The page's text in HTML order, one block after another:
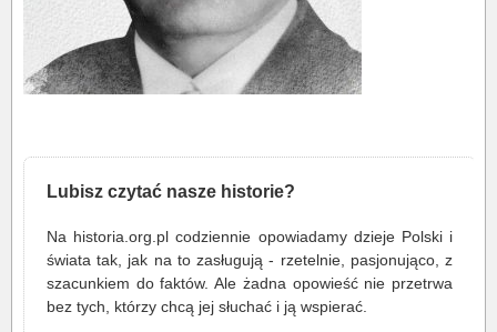
Lubisz czytać nasze historie?
Na historia.org.pl codziennie opowiadamy dzieje Polski i
świata tak, jak na to zasługują - rzetelnie, pasjonująco, z
szacunkiem do faktów. Ale żadna opowieść nie przetrwa
bez tych, którzy chcą jej słuchać i ją wspierać.